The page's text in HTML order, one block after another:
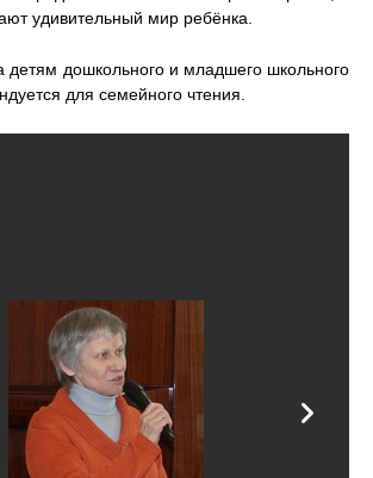
удивительный мир ребёнка.
детям дошкольного и младшего школьного
для семейного чтения.